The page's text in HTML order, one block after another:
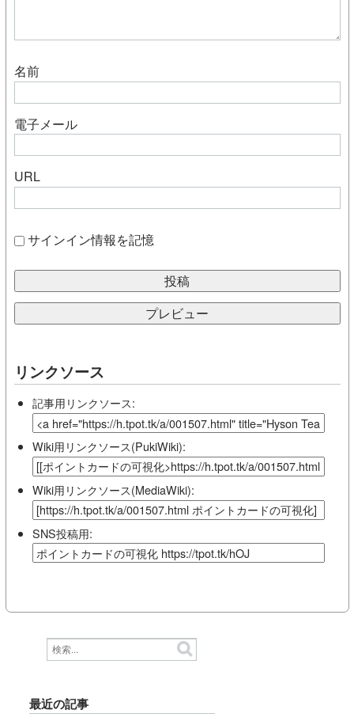
名前
電子メール
URL
サインイン情報を記憶
リンクソース
記事用リンクソース:
Wiki用リンクソース(PukiWiki):
Wiki用リンクソース(MediaWiki):
SNS投稿用:
最近の記事